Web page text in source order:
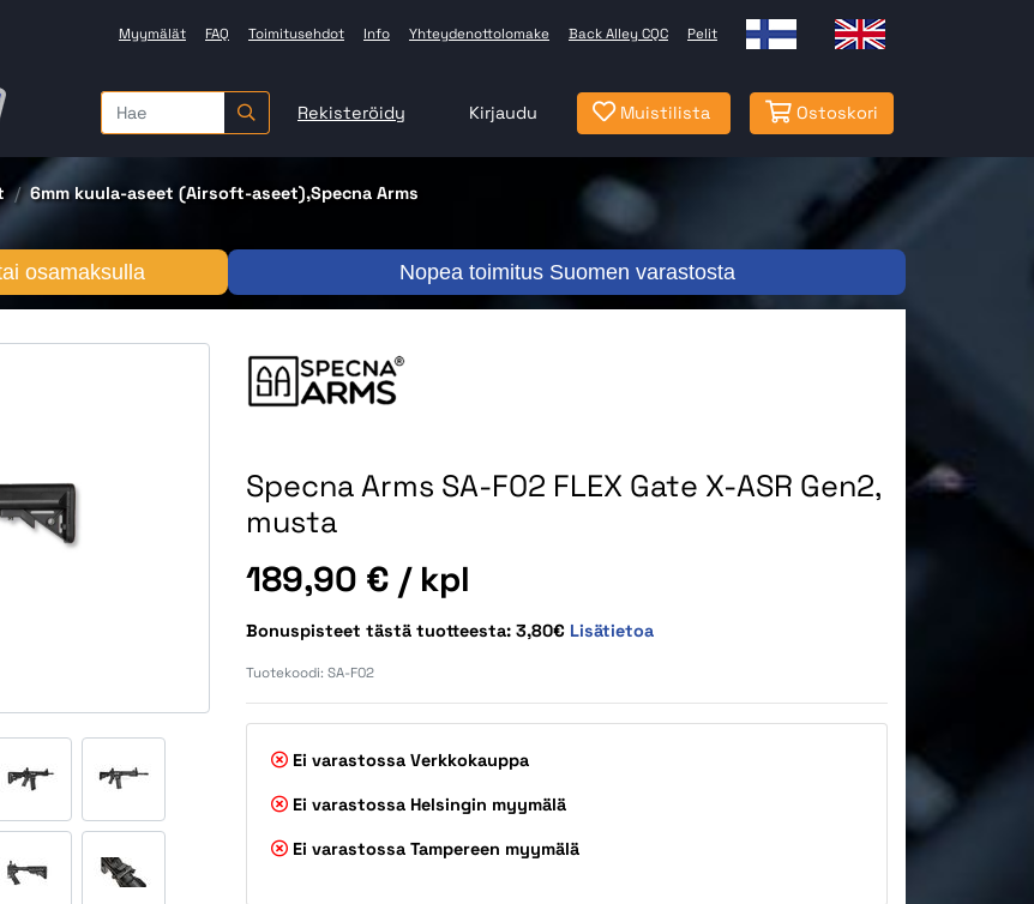
Myymälät FAQ Toimitusehdot Info Yhteydenottolomake Back Alley CQC Pelit
Rekisteröidy Kirjaudu Muistilista Ostoskori
6mm kuula-aseet (Airsoft-aseet),Specna Arms
osamaksulla Nopea toimitus Suomen varastosta
Specna Arms SA-F02 FLEX Gate X-ASR Gen2,
musta
Hinta
189,90 € / kpl
Bonuspisteet tästä tuotteesta: 3,80€ Lisätietoa
Tuotekoodi: SA-F02
Ei varastossa Verkkokauppa
Ei varastossa Helsingin myymälä
Ei varastossa Tampereen myymälä